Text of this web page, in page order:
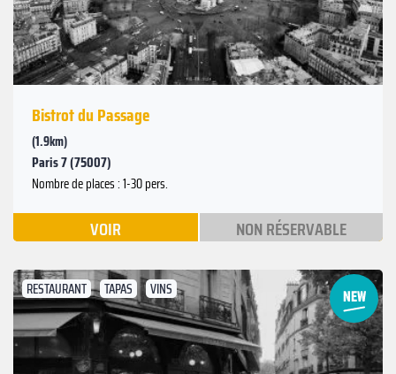
Bistrot du Passage
(1.9km)
Paris 7 (75007)
Nombre de places : 1-30 pers.
VOIR NON RÉSERVABLE
RESTAURANT TAPAS VINS